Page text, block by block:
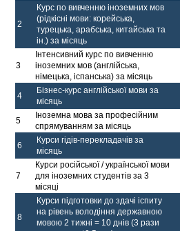
2
Курс по вивченню іноземних мов
(рідкісні мови: корейська,
турецька, арабська, китайська та
ін.) за місяць
3
Інтенсивний курс по вивченню
іноземних мов (англійська,
німецька, іспанська) за місяць
4
Бізнес-курс англійської мови за
місяць
5
Іноземна мова за професійним
спрямуванням за місяць
6
Курси гідів-перекладачів за
місяць
7
Курси російської / української мови
для іноземних студентів за 3
місяці
8
Курси підготовки до здачі іспиту
на рівень володіння державною
мовою 2 тижні = 10 днів (3 рази